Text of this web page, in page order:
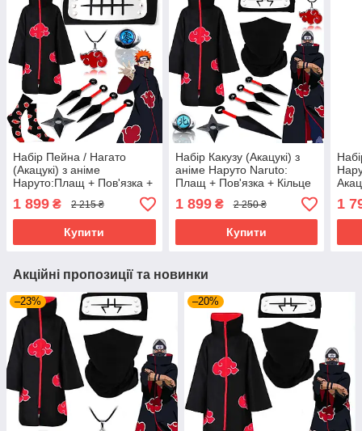
Набір Пейна / Нагато
(Акацукі) з аніме
Наруто:Плащ + Пов'язка +
Кулон + Кунаї + Сюрікен
1 899 ₴ 2 215 ₴
Купити
Набір Какузу (Акацукі) з
аніме Наруто Naruto:
Плащ + Пов'язка + Кільце
+ Маска + Кулон + 4 кунаї
+ Сюрікен
1 899₴ 2 250 ₴
Купити
1
Акційні пропозиції та новинки
–23% –20%